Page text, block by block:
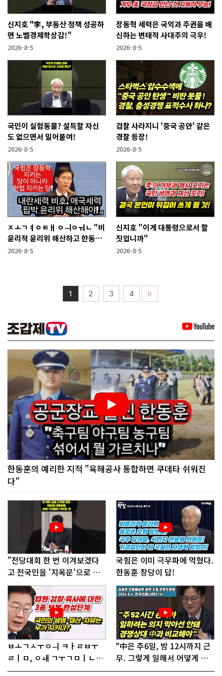
신지호 "李, 부동산 정책 성공하
면 노벨경제학상감!"
2026-8-5
장동혁 세력은 국익과 주권을 배
신하는 변태적 사대주의 극우!
2026-8-5
국민이 실험동물? 설득할 자신
도 없으면서 밀어붙여!
2026-8-5
검찰 사라지니 '중국 공안' 같은
경찰 등장!
2026-8-5
ㅈㅗㄱㅕㅇㅌㅐ ㅇㅢㅇㅝㄴ "비
윤리적 윤리위 해산하고 한동훈
복당 시켜야"
2026-8-5
신지호 "이게 대통령으로서 할
짓입니까"
2026-8-5
1 2 3 4 〉〉
한동훈의 예리한 지적 "육해공사 통합하면 쿠데타 쉬워진
다"
"전당대회 한 번 이겨보겠다
고 전국민을 '지옥문'으로 밀
어!"
국힘은 이미 극우파에 먹혔다.
한동훈 창당이 답!
ㅂㅗㄱㅅㅜㅇㅢ ㅋㅏㄹㅂㅜ
ㄹㅣㅁ, ㅇㅙ ㄱㅜㄱㅁㅣㄴㄷ
ㅡㄹㅇㅣ ㄷㅏㅇㅎㅐㅇㅑ ㅎ
"中은 주6일, 밤 12시까지 근
무. 그렇게 일해서 어떻게 경
쟁하냐 반문하더라"